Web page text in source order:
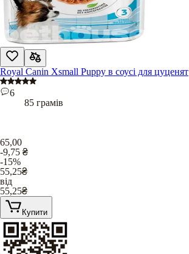
Royal Canin Xsmall Puppy в соусі для цуценят
6
85 грамів
65,00
-9,75 ₴
-15%
55,25₴
від
55,25₴
Купити